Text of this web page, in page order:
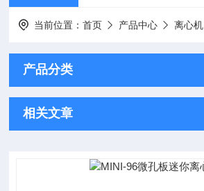
当前位置：首页 产品中心 离心机
产品分类
相关文章